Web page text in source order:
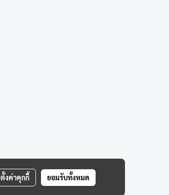
ตั้งค่าคุกกี้ ยอมรับทั้งหมด